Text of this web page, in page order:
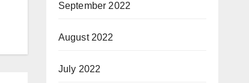
September 2022
August 2022
July 2022